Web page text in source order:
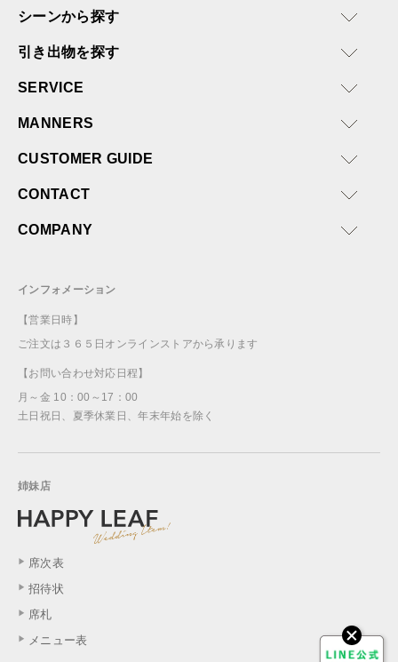
ければと思います。
シーンから探す
引き出物を探す
SERVICE
MANNERS
CUSTOMER GUIDE
CONTACT
COMPANY
インフォメーション
【営業日時】
ご注文は３６５日オンラインストアから承ります
【お問い合わせ対応日程】
月～金 10：00～17：00
土日祝日、夏季休業日、年末年始を除く
姉妹店
席次表
招待状
席札
メニュー表